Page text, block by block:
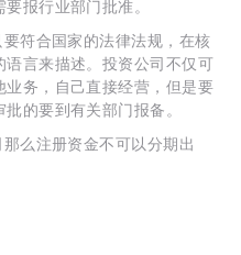
报行业部门批准。
符合国家的法律法规，在核
言来描述。投资公司不仅可
业务，自己直接经营，但是要
的要到有关部门报备。
么注册资金不可以分期出